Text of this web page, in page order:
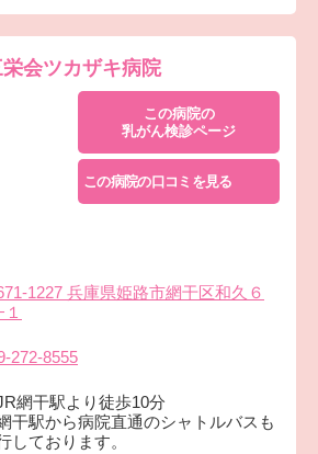
会ツカザキ病院
この病院の
乳がん検診ページ
この病院の口コミを見る
1227 兵庫県姫路市網干区和久６
272-8555
網干駅より徒歩10分
干駅から病院直通のシャトルバスも
しております。